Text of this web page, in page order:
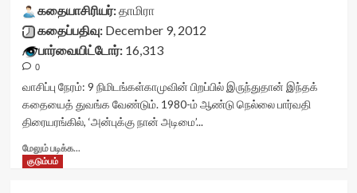
attribute='true'
>
</div>
<span
stars-
title-
average'>0
(0)
rater-
c634eeb47c53a'
data-
rating='0'
rater-
starsize='16'
data-
rater-
title-
container">
<div
class='yasr-
title
yasr-
rater-
stars'
கதையாசிரியர்:தாமிரா
கதைப்பதிவு:December 9, 2012
பார்வையிட்டோர்:16,313
0
வாசிப்பு நேரம்: 9 நிமிடங்கள்காமுவின் பிறப்பில் இருந்துதான் இந்தக்
கதையைத் துவங்க வேண்டும். 1980-ம் ஆண்டு நெல்லை பார்வதி
திரையரங்கில், ‘அன்புக்கு நான் அடிமை’...
மேலும் படிக்க...
குடும்பம்